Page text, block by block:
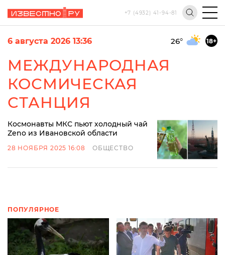
+7 (4932) 41-94-81
6 августа 2026 13:36 26° 18+
МЕЖДУНАРОДНАЯ
КОСМИЧЕСКАЯ
СТАНЦИЯ
Космонавты МКС пьют холодный чай
Zeno из Ивановской области
28 НОЯБРЯ 2025 16:08 ОБЩЕСТВО
ПОПУЛЯРНОЕ